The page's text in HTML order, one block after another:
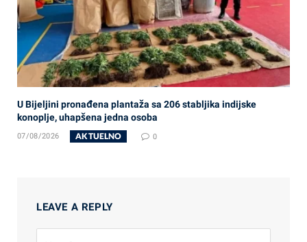
U Bijeljini pronađena plantaža sa 206 stabljika indijske
konoplje, uhapšena jedna osoba
07/08/2026 AKTUELNO 0
LEAVE A REPLY